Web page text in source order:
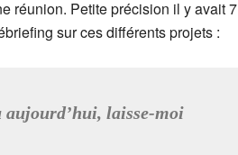
réunion. Petite précision il y avait 7
sur ces différents projets :
aujourd’hui, laisse-moi